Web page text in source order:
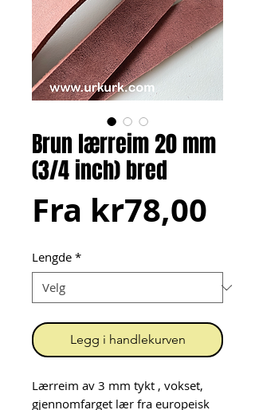
Brun lærreim 20 mm
(3/4 inch) bred
Fra kr78,00
Lengde *
Legg i handlekurven
Lærreim av 3 mm tykt , vokset,
gjennomfarget lær fra europeisk